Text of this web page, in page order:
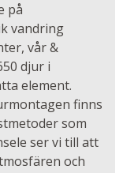
på
vandring
vår &
djur i
element.
finns
som
ser vi till att
och